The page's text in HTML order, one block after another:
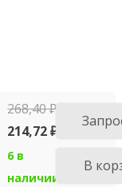
268,40₽
214,72₽
6 в
наличии
В